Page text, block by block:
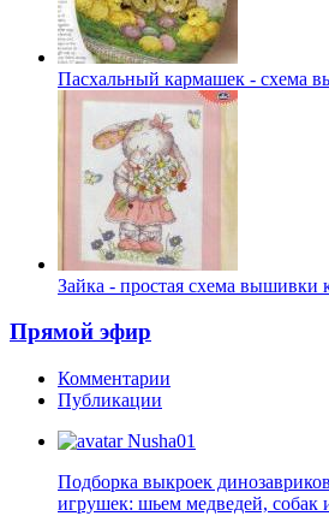
Пасхальный кармашек - схема
Зайка - простая схема вышивки
Прямой эфир
Комментарии
Публикации
Nusha01
Подборка выкроек динозавриков
игрушек: шьем медведей, собак